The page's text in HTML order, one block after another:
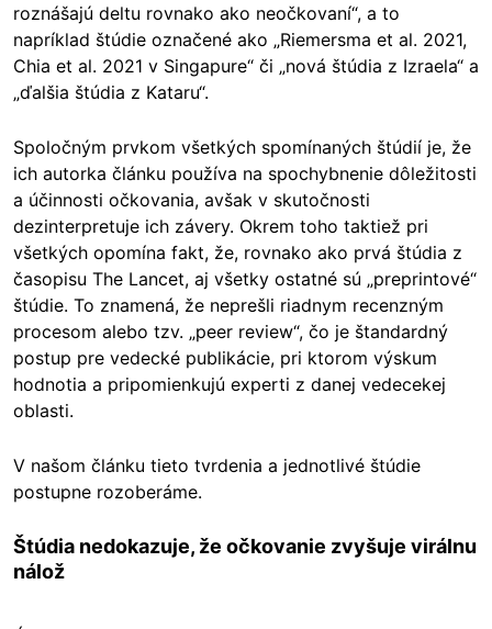
roznášajú deltu rovnako ako neočkovaní“, a to
napríklad štúdie označené ako „Riemersma et al. 2021,
Chia et al. 2021 v Singapure“ či „nová štúdia z Izraela“ a
„ďalšia štúdia z Kataru“.
Spoločným prvkom všetkých spomínaných štúdií je, že
ich autorka článku používa na spochybnenie dôležitosti
a účinnosti očkovania, avšak v skutočnosti
dezinterpretuje ich závery. Okrem toho taktiež pri
všetkých opomína fakt, že, rovnako ako prvá štúdia z
časopisu The Lancet, aj všetky ostatné sú „preprintové“
štúdie. To znamená, že neprešli riadnym recenzným
procesom alebo tzv. „peer review“, čo je štandardný
postup pre vedecké publikácie, pri ktorom výskum
hodnotia a pripomienkujú experti z danej vedecekej
oblasti.
V našom článku tieto tvrdenia a jednotlivé štúdie
postupne rozoberáme.
Štúdia nedokazuje, že očkovanie zvyšuje virálnu
nálož